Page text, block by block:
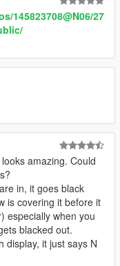
145823708@N06/27
amazing. Could
in, it goes black
is covering it before it
especially when you
blacked out.
display, it just says N